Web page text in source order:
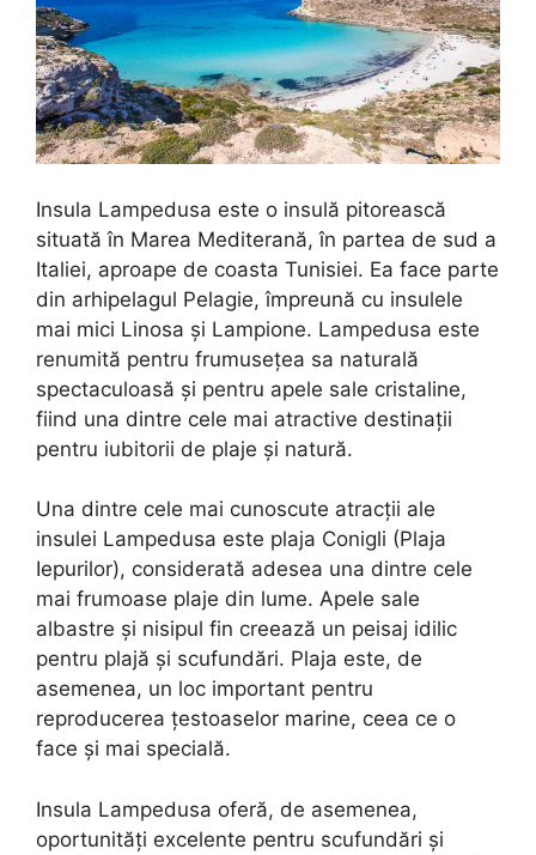
Insula Lampedusa este o insulă pitorească
situată în Marea Mediterană, în partea de sud a
Italiei, aproape de coasta Tunisiei. Ea face parte
din arhipelagul Pelagie, împreună cu insulele
mai mici Linosa și Lampione. Lampedusa este
renumită pentru frumusețea sa naturală
spectaculoasă și pentru apele sale cristaline,
fiind una dintre cele mai atractive destinații
pentru iubitorii de plaje și natură.
Una dintre cele mai cunoscute atracții ale
insulei Lampedusa este plaja Conigli (Plaja
Iepurilor), considerată adesea una dintre cele
mai frumoase plaje din lume. Apele sale
albastre și nisipul fin creează un peisaj idilic
pentru plajă și scufundări. Plaja este, de
asemenea, un loc important pentru
reproducerea țestoaselor marine, ceea ce o
face și mai specială.
Insula Lampedusa oferă, de asemenea,
oportunități excelente pentru scufundări și